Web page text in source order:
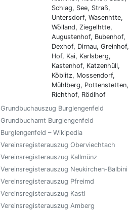
Schlag, See, Straß,
Untersdorf, Wasenhtte,
Wölland, Ziegelhtte,
Augustenhof, Bubenhof,
Dexhof, Dirnau, Greinhof,
Hof, Kai, Karlsberg,
Kastenhof, Katzenhüll,
Köblitz, Mossendorf,
Mühlberg, Pottenstetten,
Richthof, Rödlhof
Grundbuchauszug Burglengenfeld
Grundbuchamt Burglengenfeld
Burglengenfeld – Wikipedia
Vereinsregisterauszug Oberviechtach
Vereinsregisterauszug Kallmünz
Vereinsregisterauszug Neukirchen-Balbini
Vereinsregisterauszug Pfreimd
Vereinsregisterauszug Kastl
Vereinsregisterauszug Amberg